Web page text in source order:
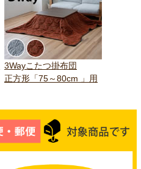
3Wayこたつ掛布団
正方形「75～80cm 」用